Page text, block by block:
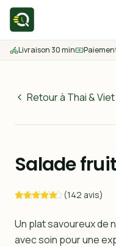
Accueil
Menu
Nous contacter
Livraison 30 min
Retour à Thai & Viet
60MAD
Salade
(142 avis)
Un plat savoureux de
avec soin pour une